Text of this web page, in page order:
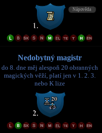
Nedobytný magistr
do 8. dne měj alespoň 20 obranných
magických věží, platí jen v 1. 2. 3.
nebo K lize